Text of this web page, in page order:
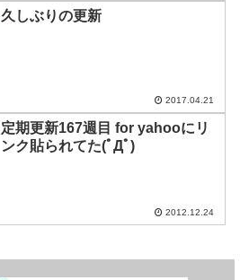
久しぶりの更新
2017.04.21
定期更新167週目 for yahooにリ
ンク貼られてた(ﾟДﾟ)
2012.12.24